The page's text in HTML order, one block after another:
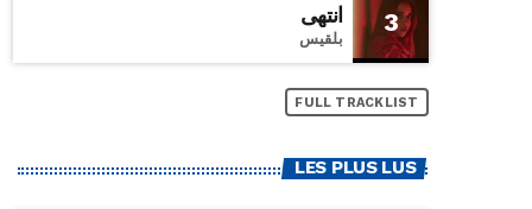
3 انتهى
بلقيس
FULL TRACKLIST
LES PLUS LUS